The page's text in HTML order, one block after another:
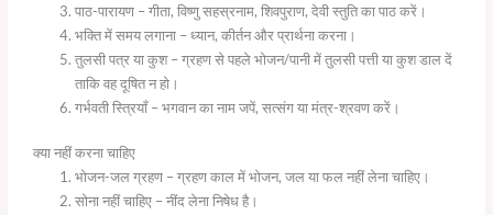
पाठ-पारायण – गीता, विष्णु सहस्रनाम, शिवपुराण, देवी स्तुति का पाठ करें।
भक्ति में समय लगाना – ध्यान, कीर्तन और प्रार्थना करना।
तुलसी पत्र या कुश – ग्रहण से पहले भोजन/पानी में तुलसी पत्ती या कुश डाल दें
ताकि वह दूषित न हो।
गर्भवती स्त्रियाँ – भगवान का नाम जपें, सत्संग या मंत्र-श्रवण करें।
क्या नहीं करना चाहिए
भोजन-जल ग्रहण – ग्रहण काल में भोजन, जल या फल नहीं लेना चाहिए।
सोना नहीं चाहिए – नींद लेना निषेध है।